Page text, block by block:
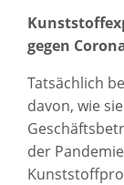
gegen
Tatsächlich
davon, wie
der